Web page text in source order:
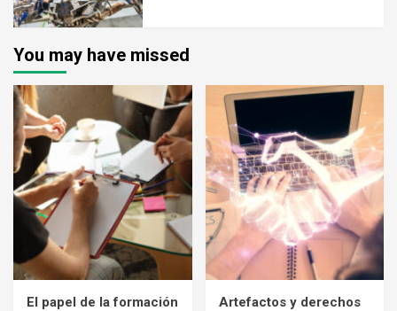
You may have missed
El papel de la formación
Artefactos y derechos